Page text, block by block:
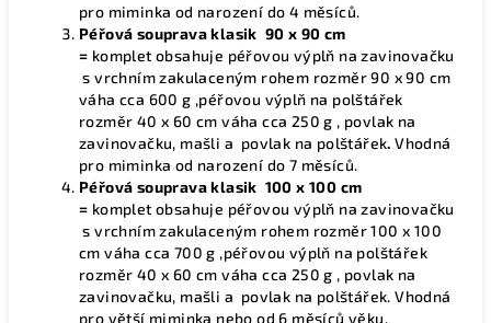
pro miminka od narození do 4 měsíců.
Péřová souprava klasik 90 x 90 cm
= komplet obsahuje péřovou výplň na zavinovačku
s vrchním zakulaceným rohem rozměr 90 x 90 cm
váha cca 600 g ,péřovou výplň na polštářek
rozměr 40 x 60 cm váha cca 250 g , povlak na
zavinovačku, mašli a povlak na polštářek. Vhodná
pro miminka od narození do 7 měsíců.
Péřová souprava klasik 100 x 100 cm
= komplet obsahuje péřovou výplň na zavinovačku
s vrchním zakulaceným rohem rozměr 100 x 100
cm váha cca 700 g ,péřovou výplň na polštářek
rozměr 40 x 60 cm váha cca 250 g , povlak na
zavinovačku, mašli a povlak na polštářek. Vhodná
pro větší miminka nebo od 6 měsíců věku.